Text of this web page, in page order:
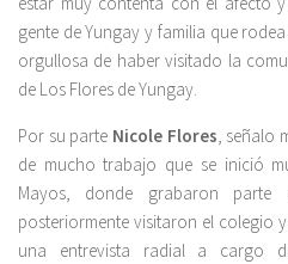
gente de Yungay y familia que
orgullosa de haber visitado la
de Los Flores de Yungay.
Por su parte Nicole Flores, señalo
de mucho trabajo que se inició
Mayos, donde grabaron
posteriormente visitaron el colegio
una entrevista radial a cargo